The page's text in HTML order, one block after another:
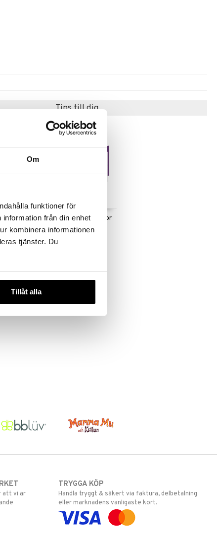
Om
funktioner för
från din enhet
kombinera informationen
tjänster. Du
Tillåt alla
Tips till dig
Stora
Quercetti Magnetsiffror
48 st
QUERCETTI
att vi är
TRYGGA KÖP
Handla tryggt & säkert via faktura, delbetalning
eller marknadens vanligaste kort.